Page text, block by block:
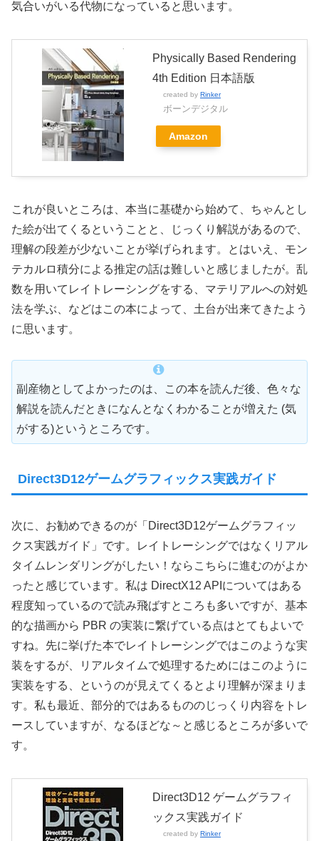
気合いがいる代物になっていると思います。
Physically Based Rendering
4th Edition 日本語版
created by Rinker
ボーンデジタル
Amazon
これが良いところは、本当に基礎から始めて、ちゃんとし
た絵が出てくるということと、じっくり解説があるので、
理解の段差が少ないことが挙げられます。とはいえ、モン
テカルロ積分による推定の話は難しいと感じましたが。乱
数を用いてレイトレーシングをする、マテリアルへの対処
法を学ぶ、などはこの本によって、土台が出来てきたよう
に思います。
副産物としてよかったのは、この本を読んだ後、色々な
解説を読んだときになんとなくわかることが増えた (気
がする)というところです。
Direct3D12ゲームグラフィックス実践ガイド
次に、お勧めできるのが「Direct3D12ゲームグラフィッ
クス実践ガイド」です。レイトレーシングではなくリアル
タイムレンダリングがしたい！ならこちらに進むのがよか
ったと感じています。私は DirectX12 APIについてはある
程度知っているので読み飛ばすところも多いですが、基本
的な描画から PBR の実装に繋げている点はとてもよいで
すね。先に挙げた本でレイトレーシングではこのような実
装をするが、リアルタイムで処理するためにはこのように
実装をする、というのが見えてくるとより理解が深まりま
す。私も最近、部分的ではあるもののじっくり内容をトレ
ースしていますが、なるほどな～と感じるところが多いで
す。
Direct3D12 ゲームグラフィ
ックス実践ガイド
created by Rinker